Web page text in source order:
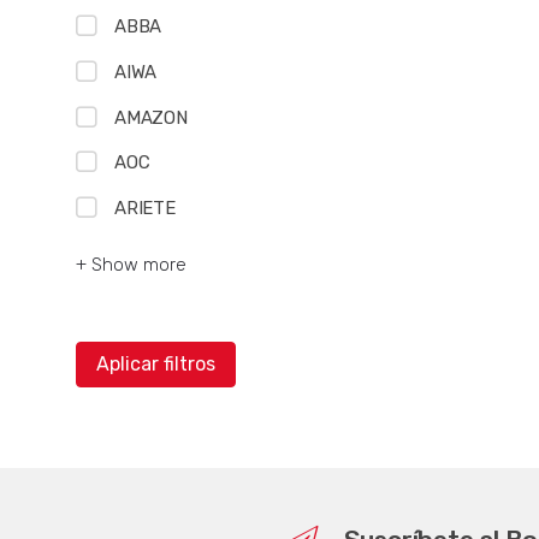
ABBA
AIWA
AMAZON
AOC
ARIETE
+ Show more
Aplicar filtros